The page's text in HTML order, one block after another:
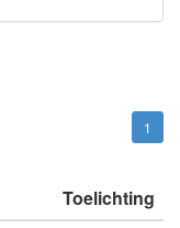
1
Toelichting